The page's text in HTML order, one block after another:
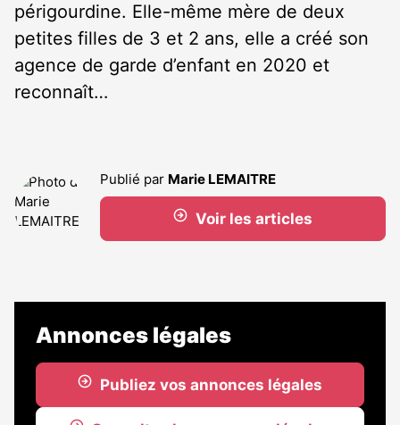
périgourdine. Elle-même mère de deux
petites filles de 3 et 2 ans, elle a créé son
agence de garde d’enfant en 2020 et
reconnaît…
Publié par Marie LEMAITRE
Voir les articles
Annonces légales
Publiez vos annonces légales